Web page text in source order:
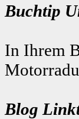
Buchtip
In Ihrem
Blog